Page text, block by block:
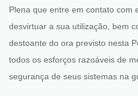
Plena que entre em contato com
desvirtuar a sua utilização, bem
destoante do ora previsto nesta
todos os esforços razoáveis de
segurança de seus sistemas na